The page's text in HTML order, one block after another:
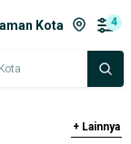
Kota 4
+ Lainnya